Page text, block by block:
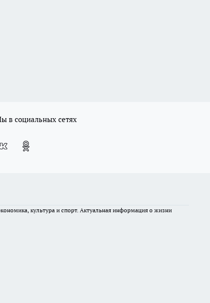
в социальных сетях
культура и спорт. Актуальная информация о жизни